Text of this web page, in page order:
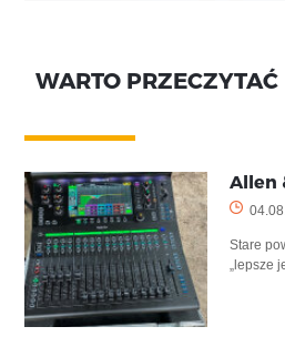
WARTO PRZECZYTAĆ
Allen
Stare
„lepsze